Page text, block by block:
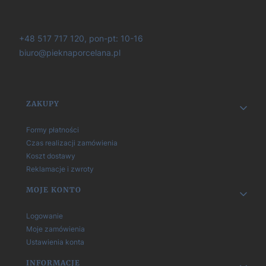
+48 517 717 120, pon-pt: 10-16
biuro@pieknaporcelana.pl
Linki w stopce
ZAKUPY
Formy płatności
Czas realizacji zamówienia
Koszt dostawy
Reklamacje i zwroty
MOJE KONTO
Logowanie
Moje zamówienia
Ustawienia konta
INFORMACJE